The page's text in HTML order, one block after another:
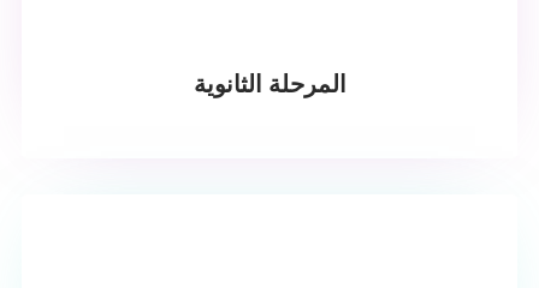
المرحلة الثانوية